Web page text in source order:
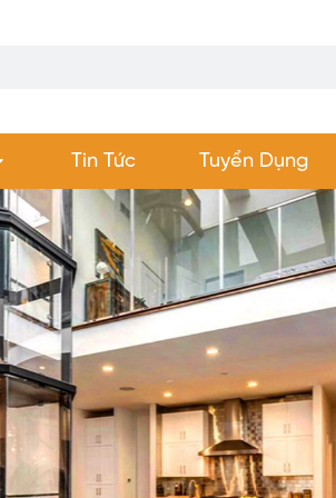
Tin Tức Tuyển Dụng